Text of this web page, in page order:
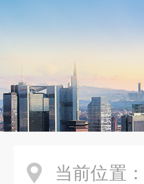
当前位置：